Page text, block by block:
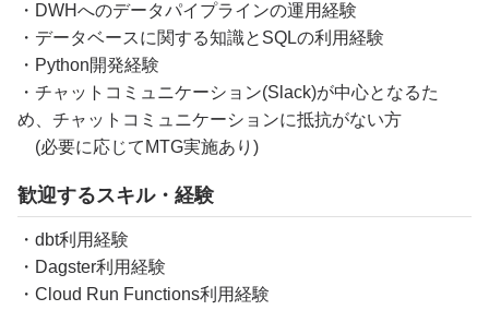
・DWHへのデータパイプラインの運用経験
・データベースに関する知識とSQLの利用経験
・Python開発経験
・チャットコミュニケーション(Slack)が中心となるた
め、チャットコミュニケーションに抵抗がない方
(必要に応じてMTG実施あり)
歓迎するスキル・経験
・dbt利用経験
・Dagster利用経験
・Cloud Run Functions利用経験